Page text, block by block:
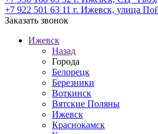
+7 922 501 63 11 г. Ижевск, улица
Заказать звонок
Ижевск
Назад
Города
Белорецк
Березники
Воткинск
Вятские Поляны
Ижевск
Краснокамск